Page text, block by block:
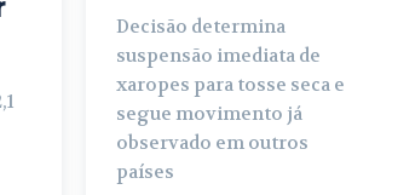
Decisão determina
suspensão imediata de
xaropes para tosse seca e
segue movimento já
observado em outros
países